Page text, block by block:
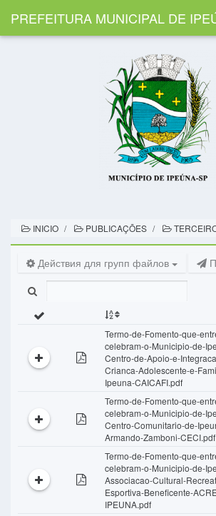
PREFEITURA MUNICIPAL DE
INICIO PUBLICAÇÕES
Действия для групп файлов
Termo-de-Fomento-que-
celebram-o-Municipio-de-
Centro-de-Apoio-e-
Crianca-Adolescente-e-
Ipeuna-CAICAFI.pdf
Termo-de-Fomento-que-
celebram-o-Municipio-de-
Centro-Comunitario-de-
Armando-Zamboni-CECI.pdf
Termo-de-Fomento-que-
celebram-o-Municipio-de-
Associacao-Cultural-
Esportiva-Beneficente-
IPEUNA.pdf